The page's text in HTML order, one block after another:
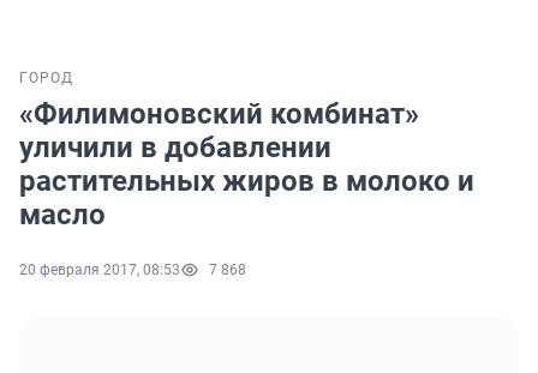
ГОРОД
«Филимоновский комбинат»
уличили в добавлении
растительных жиров в молоко и
масло
20 февраля 2017, 08:53 7 868